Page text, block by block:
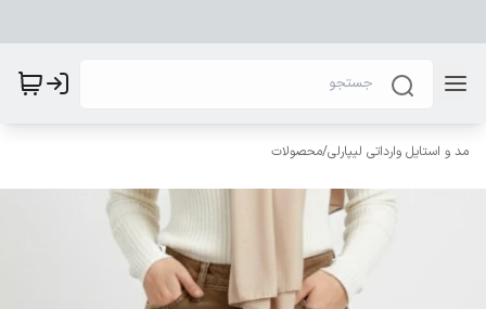
مد و استایل وارداتی لیپارلی/محصولات